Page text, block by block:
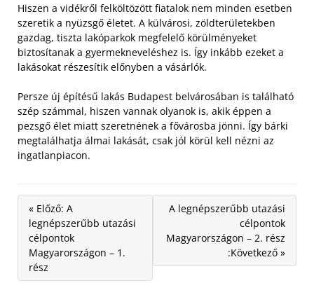
Hiszen a vidékről felköltözött fiatalok nem minden esetben
szeretik a nyüzsgő életet. A külvárosi, zöldterületekben
gazdag, tiszta lakóparkok megfelelő körülményeket
biztosítanak a gyermekneveléshez is. Így inkább ezeket a
lakásokat részesítik előnyben a vásárlók.
Persze új építésű lakás Budapest belvárosában is található
szép számmal, hiszen vannak olyanok is, akik éppen a
pezsgő élet miatt szeretnének a fővárosba jönni. Így bárki
megtalálhatja álmai lakását, csak jól körül kell nézni az
ingatlanpiacon.
« Előző: A
legnépszerűbb utazási
célpontok
Magyarországon – 1.
rész
A legnépszerűbb utazási
célpontok
Magyarországon – 2. rész
:Következő »